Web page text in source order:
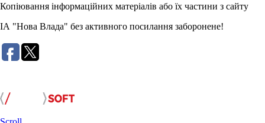
Копіювання інформаційних матеріалів або їх частини з сайту
ІА "Нова Влада" без активного посилання заборонене!